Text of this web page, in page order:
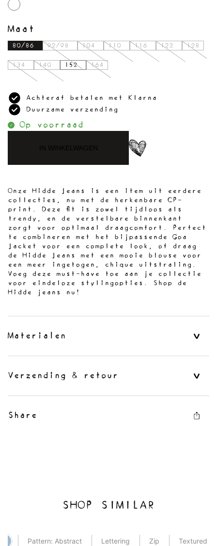
Maat
80/86 92/98 104 110 116 122 128
134 140 152 164
Achteraf betalen met Klarna
Duurzame verzending
Op voorraad
IN WINKELWAGEN
Onze Hidde Jeans is een item uit eerdere
collecties, nu met de herkenbare CP-
print. Deze fit is zowel tijdloos als
trendy, en de verstelbare binnenkant
zorgt voor optimaal draagcomfort. Perfect
te combineren met het bijpassende Goa
Jacket voor een complete look, of draag
de Hidde Jeans met een mooie blouse voor
een meer ingetogen, chique uitstraling.
Voeg deze must-have toe aan je collectie
voor eindeloze stylingopties. Shop de
Hidde jeans nu!
Materialen
Verzending & retour
Share
SHOP SIMILAR
Pattern: Abstract Lettering Zip Textured